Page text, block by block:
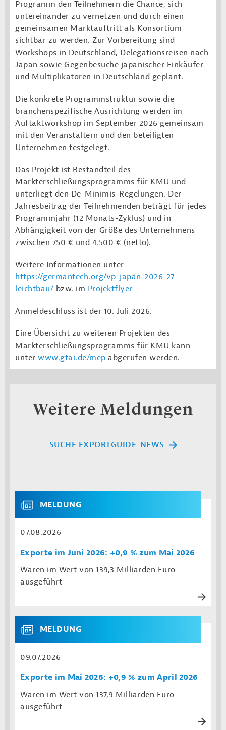
Programm den Teilnehmern die Chance, sich
untereinander zu vernetzen und durch einen
gemeinsamen Marktauftritt als Konsortium
sichtbar zu werden. Zur Vorbereitung sind
Workshops in Deutschland, Delegationsreisen nach
Japan sowie Gegenbesuche japanischer Einkäufer
und Multiplikatoren in Deutschland geplant.
Die konkrete Programmstruktur sowie die
branchenspezifische Ausrichtung werden im
Auftaktworkshop im September 2026 gemeinsam
mit den Veranstaltern und den beteiligten
Unternehmen festgelegt.
Das Projekt ist Bestandteil des
Markterschließungsprogramms für KMU und
unterliegt den De-Minimis-Regelungen. Der
Jahresbeitrag der Teilnehmenden beträgt für jedes
Programmjahr (12 Monats-Zyklus) und in
Abhängigkeit von der Größe des Unternehmens
zwischen 750 € und 4.500 € (netto).
Weitere Informationen unter
https://germantech.org/vp-japan-2026-27-
leichtbau/ bzw. im Projektflyer
Anmeldeschluss ist der 10. Juli 2026.
Eine Übersicht zu weiteren Projekten des
Markterschließungsprogramms für KMU kann
unter www.gtai.de/mep abgerufen werden.
Weitere Meldungen
SUCHE EXPORTGUIDE-NEWS
MELDUNG
07.08.2026
Exporte im Juni 2026: +0,9 % zum Mai 2026
Waren im Wert von 139,3 Milliarden Euro
ausgeführt
MELDUNG
09.07.2026
Exporte im Mai 2026: +0,9 % zum April 2026
Waren im Wert von 137,9 Milliarden Euro
ausgeführt